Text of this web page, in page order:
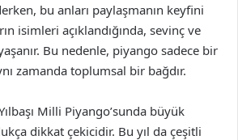
bu anları paylaşmanın keyfini
isimleri açıklandığında, sevinç ve
Bu nedenle, piyango sadece bir
zamanda toplumsal bir bağdır.
Milli Piyango’sunda büyük
dikkat çekicidir. Bu yıl da çeşitli